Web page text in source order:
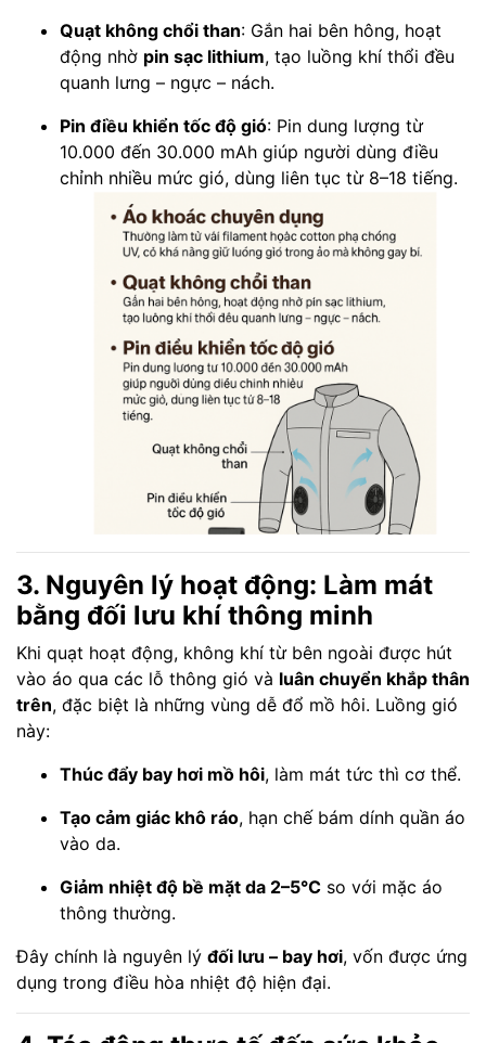
Quạt không chổi than: Gắn hai bên hông, hoạt
động nhờ pin sạc lithium, tạo luồng khí thổi đều
quanh lưng – ngực – nách.
Pin điều khiển tốc độ gió: Pin dung lượng từ
10.000 đến 30.000 mAh giúp người dùng điều
chỉnh nhiều mức gió, dùng liên tục từ 8–18 tiếng.
3. Nguyên lý hoạt động: Làm mát
bằng đối lưu khí thông minh
Khi quạt hoạt động, không khí từ bên ngoài được hút
vào áo qua các lỗ thông gió và luân chuyển khắp thân
trên, đặc biệt là những vùng dễ đổ mồ hôi. Luồng gió
này:
Thúc đẩy bay hơi mồ hôi, làm mát tức thì cơ thể.
Tạo cảm giác khô ráo, hạn chế bám dính quần áo
vào da.
Giảm nhiệt độ bề mặt da 2–5°C so với mặc áo
thông thường.
Đây chính là nguyên lý đối lưu – bay hơi, vốn được ứng
dụng trong điều hòa nhiệt độ hiện đại.